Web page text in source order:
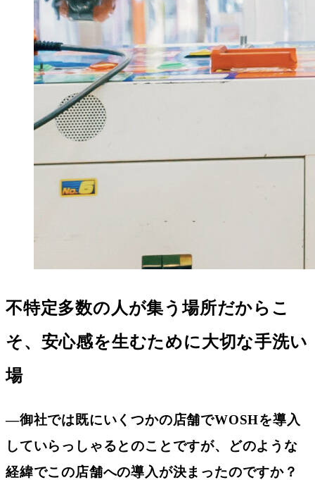
不特定多数の人が集う場所だからこ
そ、安心感を生むために大切な手洗い
場
―御社では既にいくつかの店舗でWOSHを導入
していらっしゃるとのことですが、どのような
経緯でこの店舗への導入が決まったのですか？